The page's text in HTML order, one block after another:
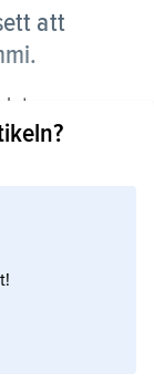
att
2,5 % i
och
dyrare,